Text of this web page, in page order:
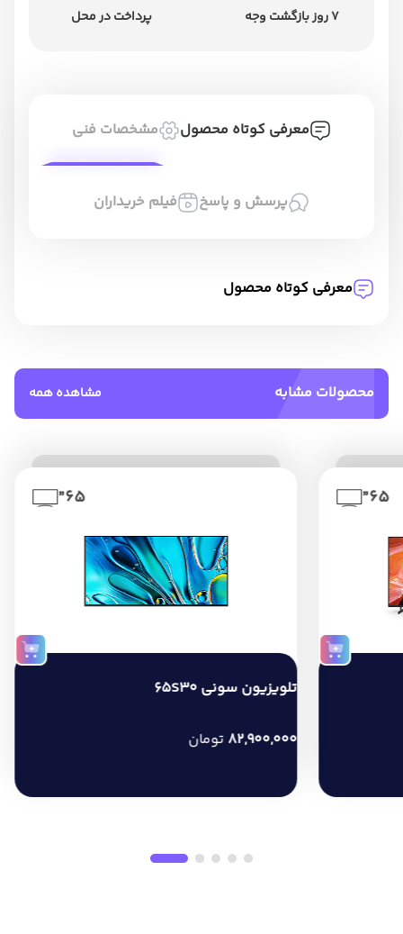
7 روز بازگشت وجه پرداخت در محل
معرفی کوتاه محصول مشخصات فنی
پرسش و پاسخ فیلم خریداران
معرفی کوتاه محصول
محصولات مشابه مشاهده همه
65”
65”
تلویزیون سونی 65S30
82,900,000 تومان